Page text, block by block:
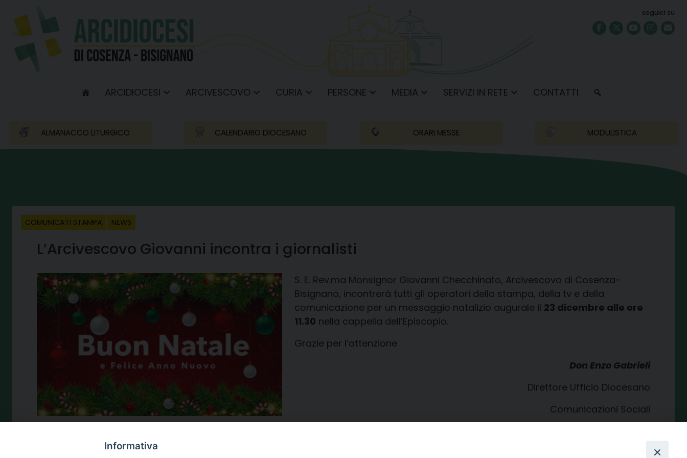
content
seguici su
ARCIDIOCESI ARCIVESCOVO CURIA PERSONE MEDIA SERVIZI IN RETE CONTATTI
ALMANACCO LITURGICO CALENDARIO DIOCESANO ORARI MESSE MODULISTICA
COMUNICATI STAMPA NEWS
L’Arcivescovo Giovanni incontra i giornalisti
S. E. Rev.ma Monsignor Giovanni Checchinato, Arcivescovo di Cosenza-
Bisignano, incontrerà tutti gli operatori della stampa, della tv e della
comunicazione per un messaggio natalizio augurale il 23 dicembre alle ore
11.30 nella cappella dell’Episcopio.
Grazie per l’attenzione
Don Enzo Gabrieli
Direttore Ufficio Diocesano
Comunicazioni Sociali
Share
Informativa